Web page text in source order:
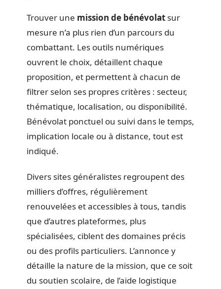
Trouver une mission de bénévolat sur
mesure n’a plus rien d’un parcours du
combattant. Les outils numériques
ouvrent le choix, détaillent chaque
proposition, et permettent à chacun de
filtrer selon ses propres critères : secteur,
thématique, localisation, ou disponibilité.
Bénévolat ponctuel ou suivi dans le temps,
implication locale ou à distance, tout est
indiqué.
Divers sites généralistes regroupent des
milliers d’offres, régulièrement
renouvelées et accessibles à tous, tandis
que d’autres plateformes, plus
spécialisées, ciblent des domaines précis
ou des profils particuliers. L’annonce y
détaille la nature de la mission, que ce soit
du soutien scolaire, de l’aide logistique